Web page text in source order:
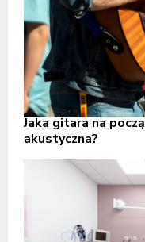
Jaka gitara na
akustyczna?